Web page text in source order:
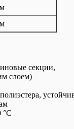
секции,
слоем)
°C